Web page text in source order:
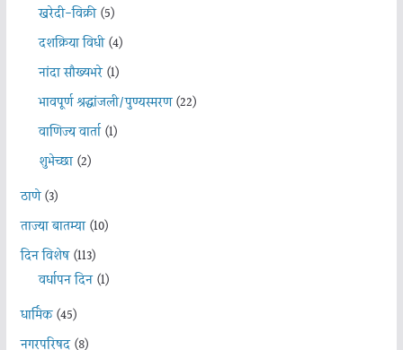
खरेदी-विक्री(5)
दशक्रिया विधी(4)
नांदा सौख्यभरे(1)
भावपूर्ण श्रद्धांजली/पुण्यस्मरण(22)
वाणिज्य वार्ता(1)
शुभेच्छा(2)
ठाणे(3)
ताज्या बातम्या(10)
दिन विशेष(113)
वर्धापन दिन(1)
धार्मिक(45)
नगरपरिषद(8)